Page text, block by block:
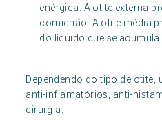
enérgica. A otite externa
comichão. A otite média
do líquido que se
Dependendo do tipo de
anti-inflamatórios, anti-
cirurgia.